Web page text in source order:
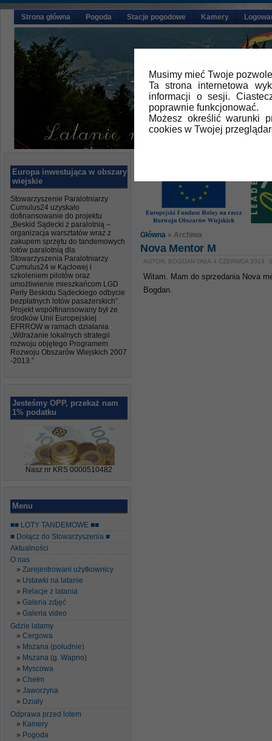
Musimy mieć Twoje
Ta strona internetowa
informacji o sesji.
poprawnie funkcjonować.
Możesz określić warunki
cookies w Twojej
Strona główna Pogoda Stacje pogodowe Kamery
Europa inwestująca w obszary
wiejskie
Stowarzyszenie Paralotniarzy
Cumulus24 uzyskało
dofinansowanie do projektu
„Beskid Sądecki z paralotnią –
organizacja warsztatów wraz z
zakupem sprzętu do tandemowych
lotów paralotnią dla
Stowarzyszenia Paralotniarzy
Cumulus24 w Kąclowej i
szkoleniem pilotów oraz
umożliwienie mieszkańcom LGD
Perły Beskidu Sądeckiego odbycie
bezpłatnych lotów pasażerskich”.
Projekt współfinansowany był ze
środków Unii Europejskiej
EFRROW w ramach działania
„Wdrażanie lokalnych strategii
rozwoju objętego Programem
Rozwoju Obszarów Wiejskich 2007
-2013.”
Jesteśmy OPP, przekaż nam
1% podatku
Nasz nr KRS 0000510482
Menu
■■ LOTY TANDEMOWE ■■
■ Dołącz do Stowarzyszenia ■
Aktualności
O nas
Zarejestrowani użytkownicy
Ustawki na latanie
Relacje z latania
Galeria zdjęć
Galeria video
Gdzie latamy
Cergowa
Mszana (południe)
Mszana (g. Wapno)
Myscowa
Chełm
Jaworzyna
Działy
Odprawa przed lotem
Kamery
Pogoda
Główna » Archiwa
Nova Mentor M
AUTOR: BOGDAN DNIA 4 CZERWCA 2014
Witam. Mam do sprzedania Nova
Bogdan.